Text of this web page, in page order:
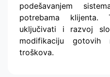
podešavanjem
potrebama klijenta.
uključivati i razvoj
modifikaciju gotovih
troškova.